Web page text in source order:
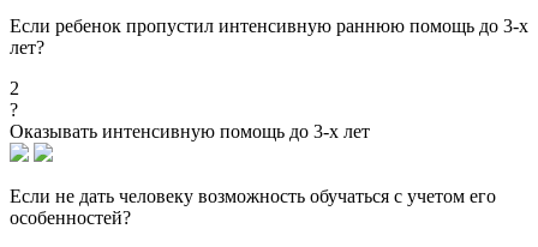
Если ребенок пропустил интенсивную раннюю помощь до 3-х
лет?
2
?
Оказывать интенсивную помощь до 3-х лет
Если не дать человеку возможность обучаться с учетом его
особенностей?